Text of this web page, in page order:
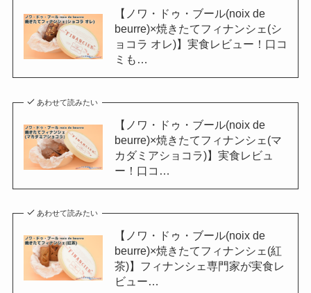
【ノワ・ドゥ・ブール(noix de
beurre)×焼きたてフィナンシェ(シ
ョコラ オレ)】実食レビュー！口コ
ミも…
あわせて読みたい
【ノワ・ドゥ・ブール(noix de
beurre)×焼きたてフィナンシェ(マ
カダミアショコラ)】実食レビュ
ー！口コ…
あわせて読みたい
【ノワ・ドゥ・ブール(noix de
beurre)×焼きたてフィナンシェ(紅
茶)】フィナンシェ専門家が実食レ
ビュー…